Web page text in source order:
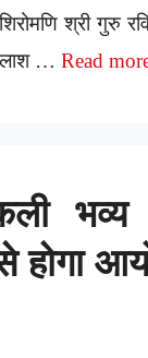
श्री गुरु
… Read
होगा